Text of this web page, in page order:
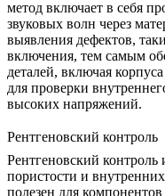
метод включает в себя
звуковых волн через
выявления дефектов,
включения, тем самым
деталей, включая
для проверки
высоких напряжений.
Рентгеновский контроль
Рентгеновский контроль
пористости и
полезен для